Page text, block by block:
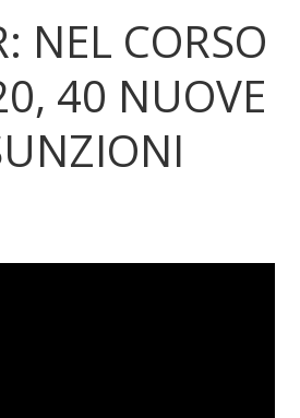
NEL CORSO
40 NUOVE